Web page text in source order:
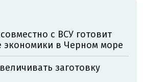
с ВСУ готовит
экономики в Черном море
заготовку